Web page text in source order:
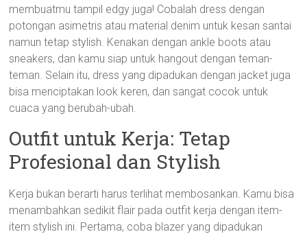
membuatmu tampil edgy juga! Cobalah dress dengan
potongan asimetris atau material denim untuk kesan santai
namun tetap stylish. Kenakan dengan ankle boots atau
sneakers, dan kamu siap untuk hangout dengan teman-
teman. Selain itu, dress yang dipadukan dengan jacket juga
bisa menciptakan look keren, dan sangat cocok untuk
cuaca yang berubah-ubah.
Outfit untuk Kerja: Tetap
Profesional dan Stylish
Kerja bukan berarti harus terlihat membosankan. Kamu bisa
menambahkan sedikit flair pada outfit kerja dengan item-
item stylish ini. Pertama, coba blazer yang dipadukan